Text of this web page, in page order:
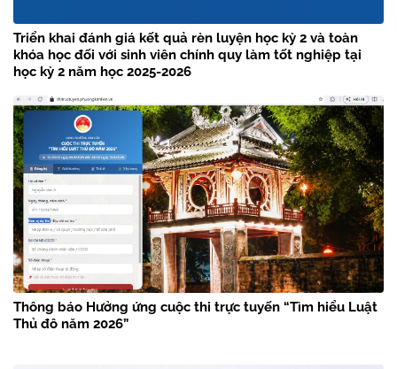
Triển khai đánh giá kết quả rèn luyện học kỳ 2 và toàn
khóa học đối với sinh viên chính quy làm tốt nghiệp tại
học kỳ 2 năm học 2025-2026
Thông báo Hưởng ứng cuộc thi trực tuyến “Tìm hiểu Luật
Thủ đô năm 2026”